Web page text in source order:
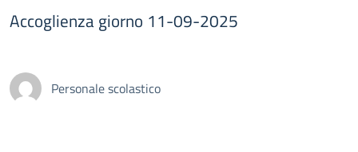
Accoglienza giorno 11-09-2025
Personale scolastico